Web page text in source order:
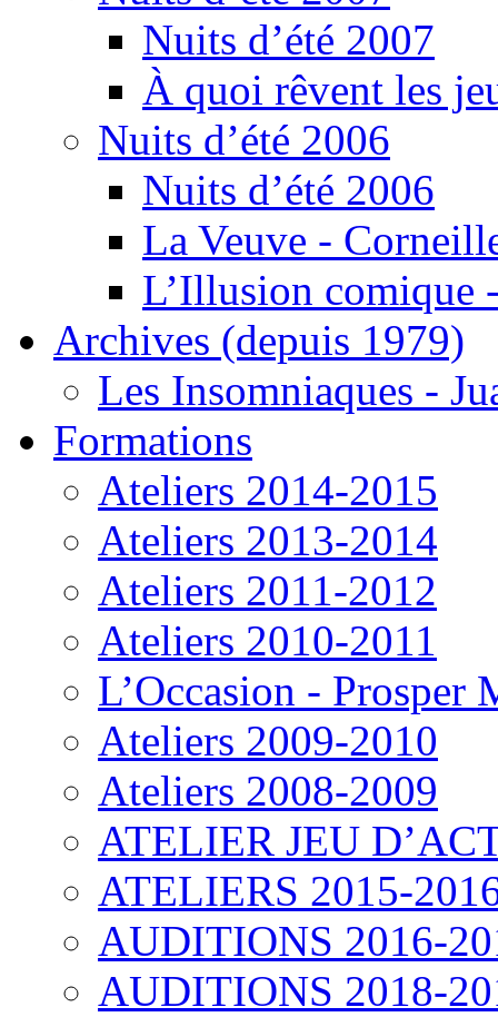
Nuits d’été 2007
À quoi rêvent les
Nuits d’été 2006
Nuits d’été 2006
La Veuve -
L’Illusion comique
Archives (depuis 1979)
Les Insomniaques -
Formations
Ateliers 2014-2015
Ateliers 2013-2014
Ateliers 2011-2012
Ateliers 2010-2011
L’Occasion - Prosper
Ateliers 2009-2010
Ateliers 2008-2009
ATELIER JEU
ATELIERS 2015-
AUDITIONS 2016-
AUDITIONS 2018-